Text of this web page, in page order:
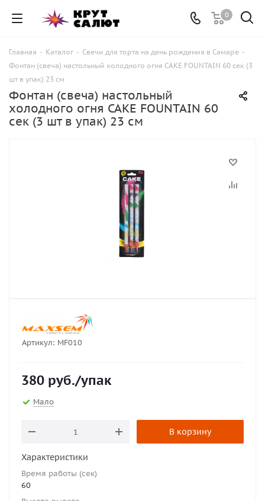
0
Главная - Каталог - Свечи для торта на день рождения в Самаре -
Фонтан (свеча) настольный холодного огня CAKE FOUNTAIN 60 сек (3
шт в упак) 23 см
Фонтан (свеча) настольный
холодного огня CAKE FOUNTAIN 60
сек (3 шт в упак) 23 см
Артикул: MF010
380 руб./упак
Мало
В корзину
Характеристики
Время работы (сек)
60